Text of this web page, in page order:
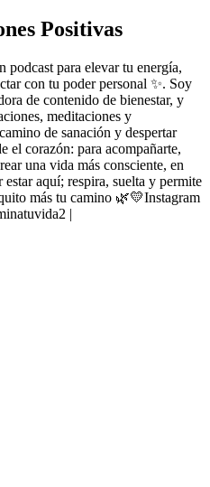
Positivas
para elevar tu energía,
con tu poder personal ✨. Soy
de contenido de bienestar, y
meditaciones y
de sanación y despertar
el corazón: para acompañarte,
una vida más consciente, en
aquí; respira, suelta y permite
más tu camino 🌿💛Instagram
|